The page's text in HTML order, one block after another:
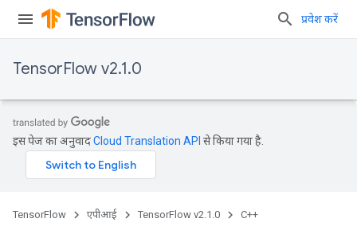
प्रवेश करें
TensorFlow v2.1.0
इस पेज का अनुवादCloud Translation API से किया गया है.
TensorFlow एपीआई TensorFlow v2.1.0 C++